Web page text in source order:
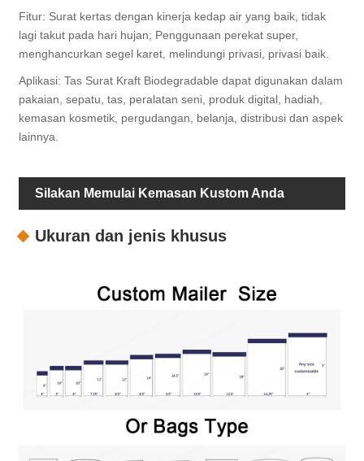
Fitur: Surat kertas dengan kinerja kedap air yang baik, tidak
lagi takut pada hari hujan; Penggunaan perekat super,
menghancurkan segel karet, melindungi privasi, privasi baik.
Aplikasi: Tas Surat Kraft Biodegradable dapat digunakan dalam
pakaian, sepatu, tas, peralatan seni, produk digital, hadiah,
kemasan kosmetik, pergudangan, belanja, distribusi dan aspek
lainnya.
Silakan Memulai Kemasan Kustom Anda
Ukuran dan jenis khusus